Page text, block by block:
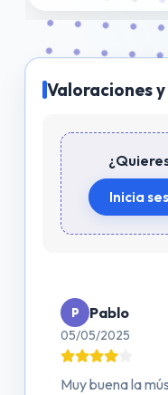
Valoraciones y
Inicia
P Pablo
05/05/2025
Muy buena la